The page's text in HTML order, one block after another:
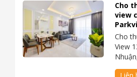
Cho
view
Cho
View